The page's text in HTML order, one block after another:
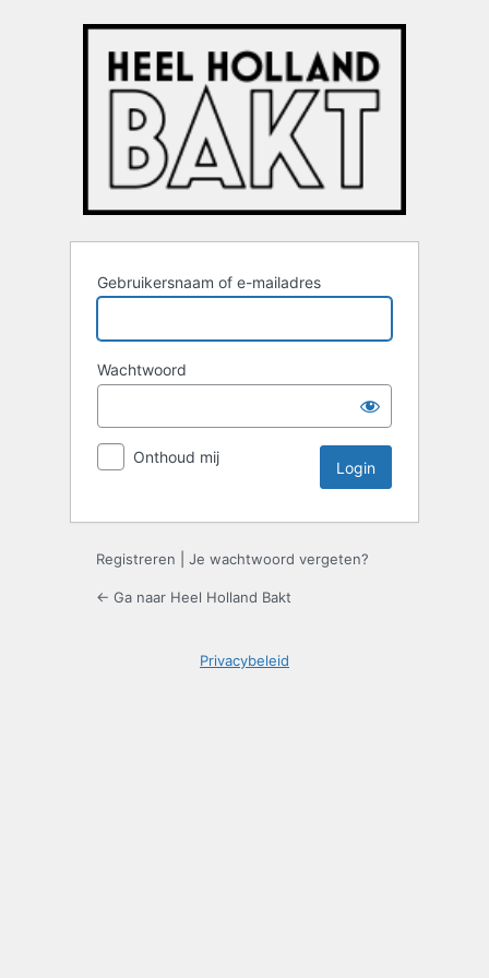
Gebruikersnaam of e-mailadres
Wachtwoord
Onthoud mij
Registreren Je wachtwoord vergeten?
← Ga naar Heel Holland Bakt
Privacybeleid